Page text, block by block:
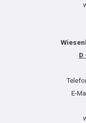
D
E-